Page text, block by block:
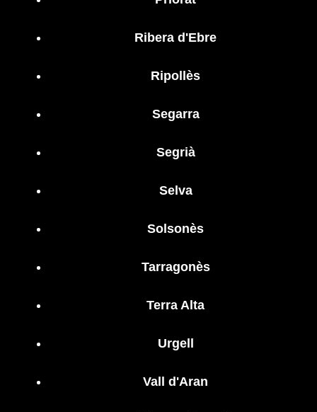
Ribera d'Ebre
Ripollès
Segarra
Segrià
Selva
Solsonès
Tarragonès
Terra Alta
Urgell
Vall d'Aran